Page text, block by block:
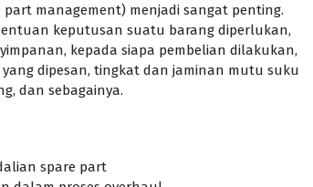
management) menjadi sangat penting.
keputusan suatu barang diperlukan,
kepada siapa pembelian dilakukan,
dipesan, tingkat dan jaminan mutu suku
dan sebagainya.
spare part